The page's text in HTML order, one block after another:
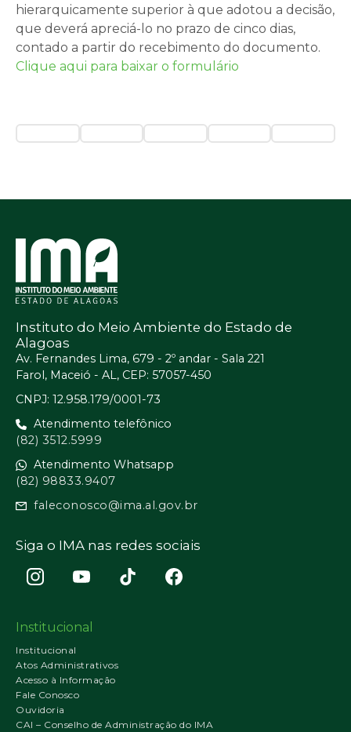
hierarquicamente superior à que adotou a decisão,
que deverá apreciá-lo no prazo de cinco dias,
contado a partir do recebimento do documento.
Clique aqui para baixar o formulário
Instituto do Meio Ambiente do Estado de
Alagoas
Av. Fernandes Lima, 679 - 2º andar - Sala 221
Farol, Maceió - AL, CEP: 57057-450
CNPJ: 12.958.179/0001-73
Atendimento telefônico
(82) 3512.5999
Atendimento Whatsapp
(82) 98833.9407
faleconosco@ima.al.gov.br
Siga o IMA nas redes sociais
Institucional
Institucional
Atos Administrativos
Acesso à Informação
Fale Conosco
Ouvidoria
CAI – Conselho de Administração do IMA